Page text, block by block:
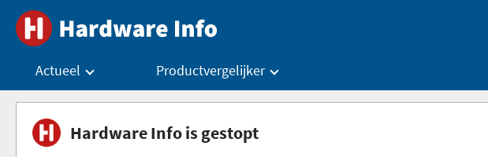
Actueel Productvergelijker
Hardware Info is gestopt